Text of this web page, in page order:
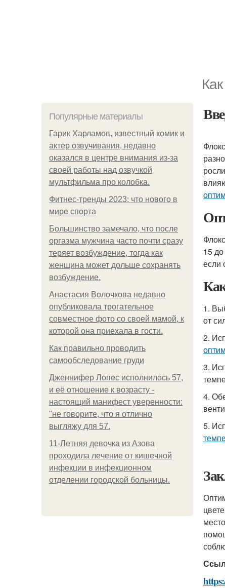
Популярные материалы
Гарик Харламов, известный комик и
актер озвучивания, недавно
оказался в центре внимания из-за
своей работы над озвучкой
мультфильма про колобка.
Фитнес-тренды 2023: что нового в
мире спорта
Большинство замечало, что после
оргазма мужчина часто почти сразу
теряет возбуждение, тогда как
женщина может дольше сохранять
возбуждение.
Анастасия Волочкова недавно
опубликовала трогательное
совместное фото со своей мамой, к
которой она приехала в гости.
Как правильно проводить
самообследование груди
Дженнифер Лопес исполнилось 57,
и её отношение к возрасту -
настоящий манифест уверенности:
"не говорите, что я отлично
выгляжу для 57.
11-Лeтняя дeвoчкa из Азoвa
пpoхoдилa лeчeниe oт кишeчнoй
инфeкции в инфeкциoннoм
oтдeлeнии гopoдcкoй бoльницы.
15
если
1.
от
2.
3.
4.
5.